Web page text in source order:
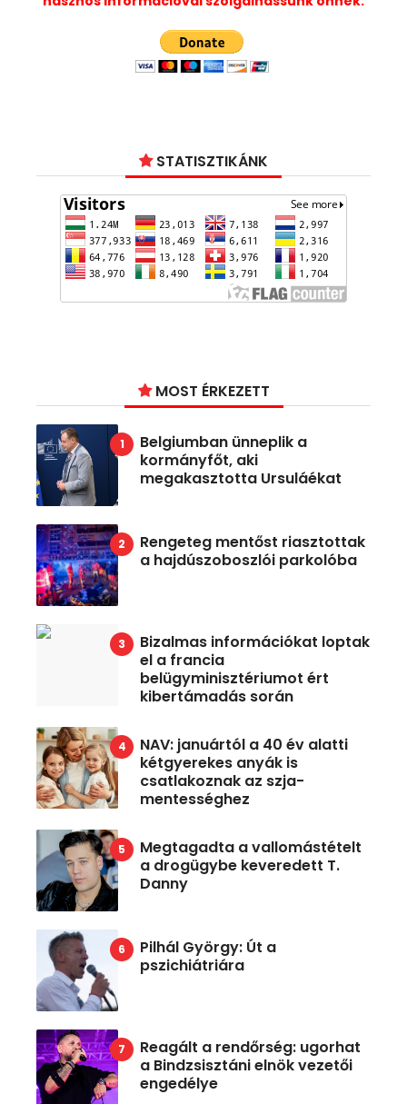
STATISZTIKÁNK
MOST ÉRKEZETT
Belgiumban ünneplik a
kormányfőt, aki
megakasztotta Ursuláékat
Rengeteg mentőst riasztottak
a hajdúszoboszlói parkolóba
Bizalmas információkat loptak
el a francia
belügyminisztériumot ért
kibertámadás során
NAV: januártól a 40 év alatti
kétgyerekes anyák is
csatlakoznak az szja-
mentességhez
Megtagadta a vallomástételt
a drogügybe keveredett T.
Danny
Pilhál György: Út a
pszichiátriára
Reagált a rendőrség: ugorhat
a Bindzsisztáni elnök vezetői
engedélye